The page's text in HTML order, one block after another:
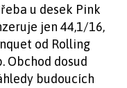
u desek Pink
jen 44,1/16,
od Rolling
Obchod dosud
budoucích